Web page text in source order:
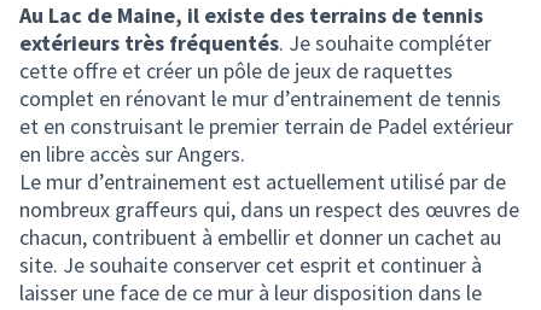
Au Lac de Maine, il existe des terrains de tennis
extérieurs très fréquentés. Je souhaite compléter
cette offre et créer un pôle de jeux de raquettes
complet en rénovant le mur d’entrainement de tennis
et en construisant le premier terrain de Padel extérieur
en libre accès sur Angers.
Le mur d’entrainement est actuellement utilisé par de
nombreux graffeurs qui, dans un respect des œuvres de
chacun, contribuent à embellir et donner un cachet au
site. Je souhaite conserver cet esprit et continuer à
laisser une face de ce mur à leur disposition dans le